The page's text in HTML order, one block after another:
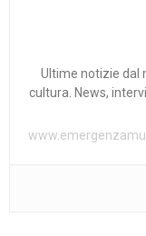
Ultime notizie dal
cultura. News,